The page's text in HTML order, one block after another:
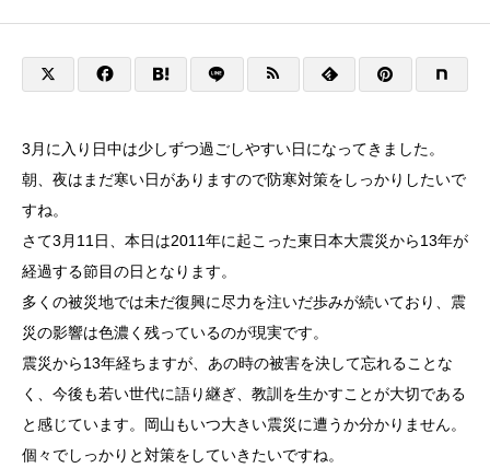
3月に入り日中は少しずつ過ごしやすい日になってきました。
朝、夜はまだ寒い日がありますので防寒対策をしっかりしたいで
すね。
さて3月11日、本日は2011年に起こった東日本大震災から13年が
経過する節目の日となります。
多くの被災地では未だ復興に尽力を注いだ歩みが続いており、震
災の影響は色濃く残っているのが現実です。
震災から13年経ちますが、あの時の被害を決して忘れることな
く、今後も若い世代に語り継ぎ、教訓を生かすことが大切である
と感じています。岡山もいつ大きい震災に遭うか分かりません。
個々でしっかりと対策をしていきたいですね。